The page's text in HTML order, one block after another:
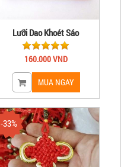
Lưỡi Dao Khoét Sáo
160.000 VND
-33%